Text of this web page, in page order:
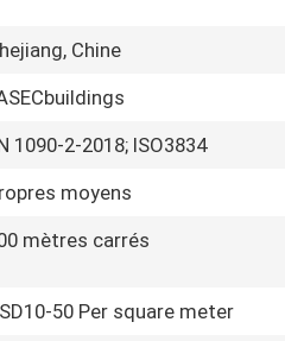
Chine
1090-2-2018; ISO3834
moyens
mètres carrés
50 Per square meter